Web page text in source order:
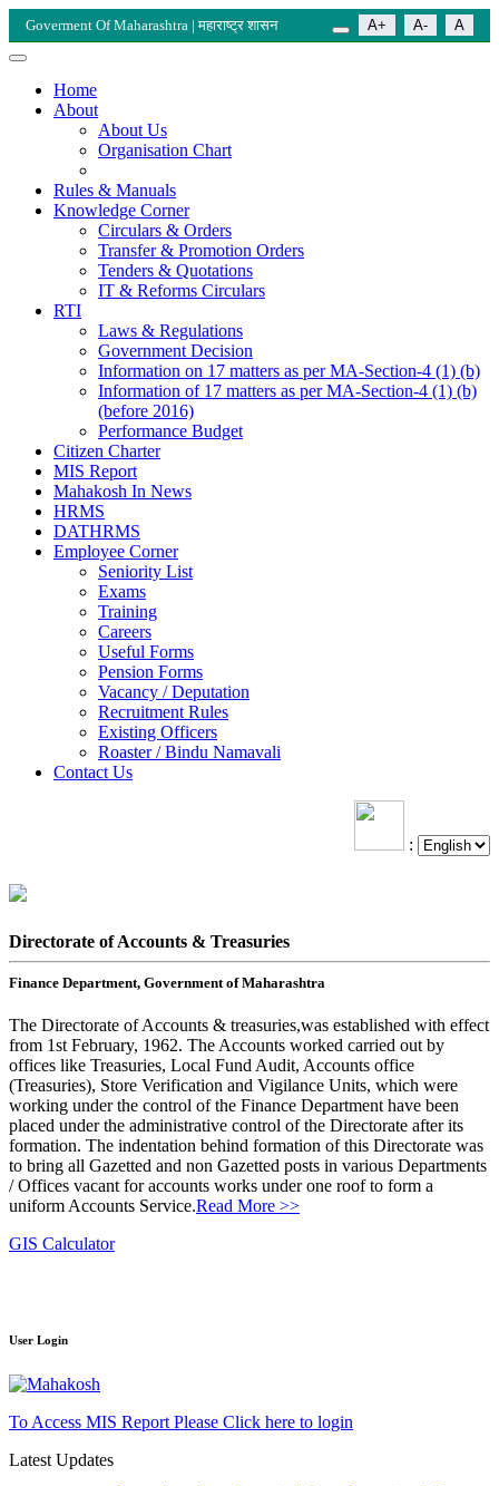
Goverment Of Maharashtra | महाराष्ट्र शासन A+ A- A
Home
About
About Us
Organisation Chart
Rules & Manuals
Knowledge Corner
Circulars & Orders
Transfer & Promotion Orders
Tenders & Quotations
IT & Reforms Circulars
RTI
Laws & Regulations
Government Decision
Information on 17 matters as per MA-Section-4 (1) (b)
Information of 17 matters as per MA-Section-4 (1) (b)
(before 2016)
Performance Budget
Citizen Charter
MIS Report
Mahakosh In News
HRMS
DATHRMS
Employee Corner
Seniority List
Exams
Training
Careers
Useful Forms
Pension Forms
Vacancy / Deputation
Recruitment Rules
Existing Officers
Roaster / Bindu Namavali
Contact Us
:
Directorate of Accounts & Treasuries
Finance Department, Government of Maharashtra
The Directorate of Accounts & treasuries,was established with effect
from 1st February, 1962. The Accounts worked carried out by
offices like Treasuries, Local Fund Audit, Accounts office
(Treasuries), Store Verification and Vigilance Units, which were
working under the control of the Finance Department have been
placed under the administrative control of the Directorate after its
formation. The indentation behind formation of this Directorate was
to bring all Gazetted and non Gazetted posts in various Departments
/ Offices vacant for accounts works under one roof to form a
uniform Accounts Service.Read More >>
GIS Calculator
User Login
To Access MIS Report Please Click here to login
Latest Updates